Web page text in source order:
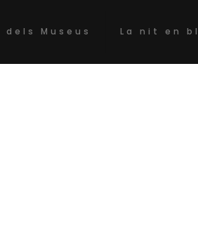
dels Museus La nit en